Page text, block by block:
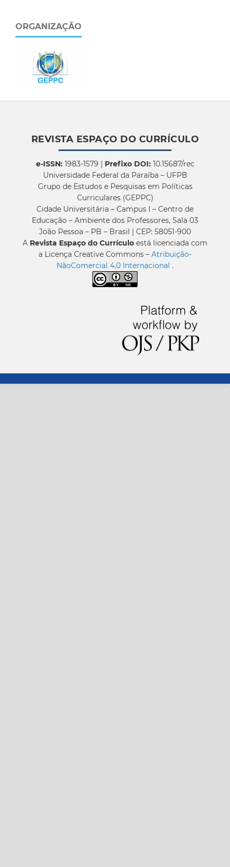
ORGANIZAÇÃO
REVISTA ESPAÇO DO CURRÍCULO
e-ISSN:1983-1579 | Prefixo DOI:10.15687/rec
Universidade Federal da Paraíba – UFPB
Grupo de Estudos e Pesquisas em Políticas
Curriculares (GEPPC)
Cidade Universitária – Campus I – Centro de
Educação – Ambiente dos Professores, Sala 03
João Pessoa – PB – Brasil | CEP: 58051-900
A Revista Espaço do Currículo está licenciada com
a Licença Creative Commons – Atribuição-
NãoComercial 4.0 Internacional .